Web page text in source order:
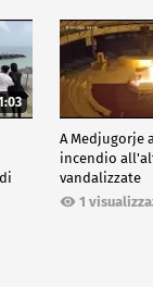
A Medjugorje
incendio
vandalizzate
1